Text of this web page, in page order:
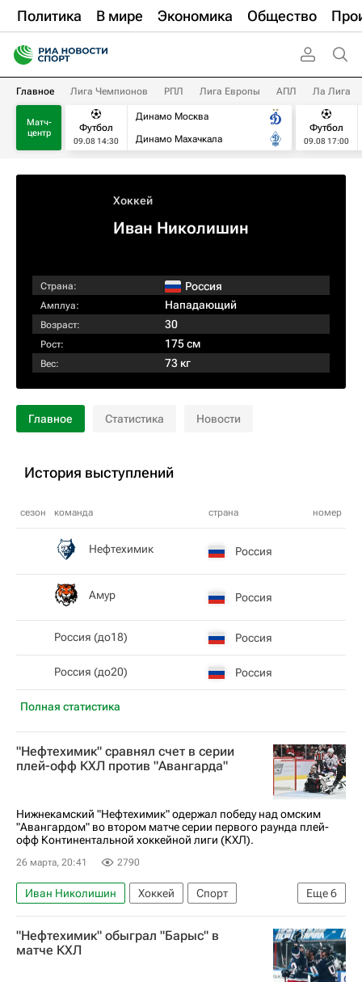
Политика В мире Экономика Общество
Главное Лига Чемпионов РПЛ Лига Европы АПЛ Ла Лига
Матч-
центр
Футбол
09.08 14:30
Динамо Москва
Динамо Махачкала
Футбол
09.08 17:00
Хоккей
Иван Николишин
Страна: Россия
Амплуа: Нападающий
Возраст: 30
Рост: 175 см
Вес: 73 кг
Главное Статистика Новости
История выступлений
сезон команда страна номер
Полная статистика
Нефтехимик Россия
Амур Россия
Россия (до18) Россия
Россия (до20) Россия
"Нефтехимик" сравнял счет в серии
плей-офф КХЛ против "Авангарда"
Нижнекамский "Нефтехимик" одержал победу над омским
"Авангардом" во втором матче серии первого раунда плей-
офф Континентальной хоккейной лиги (КХЛ).
26 марта, 20:41 2790
Еще6
Иван Николишин Хоккей
Спорт
Илья Пастухов
Наиль Якупов
Авангард
Нефтехимик
КХЛ 2025-2026
"Нефтехимик" обыграл "Барыс" в
матче КХЛ